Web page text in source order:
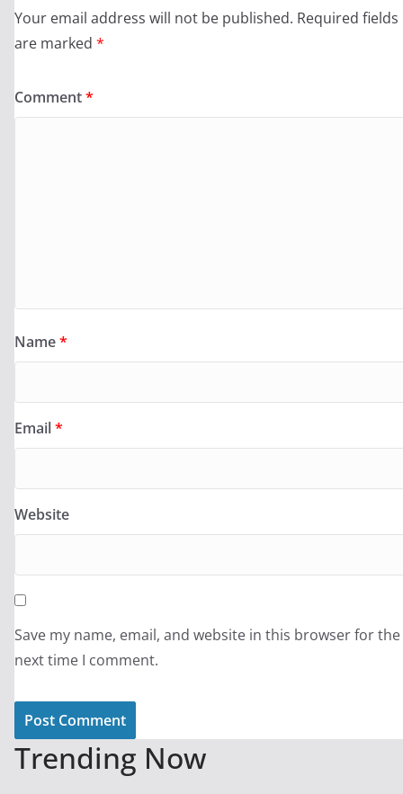
Your email address will not be published. Required fields
are marked *
Comment*
Name*
Email*
Website
Save my name, email, and website in this browser for the
next time I comment.
Trending Now